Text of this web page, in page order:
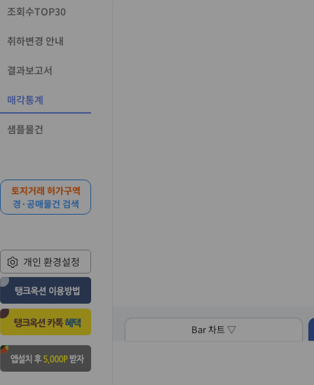
조회수TOP30
취하변경 안내
결과보고서
매각통계
샘플물건
토지거래 허가구역
경·공매물건 검색
개인 환경설정
Bar 차트